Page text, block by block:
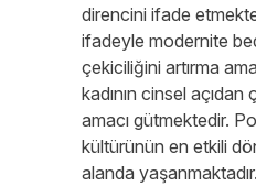
direncini ifade
ifadeyle modernite
çekiciliğini artırma
kadının cinsel
amacı gütmektedir.
kültürünün en etkili
alanda